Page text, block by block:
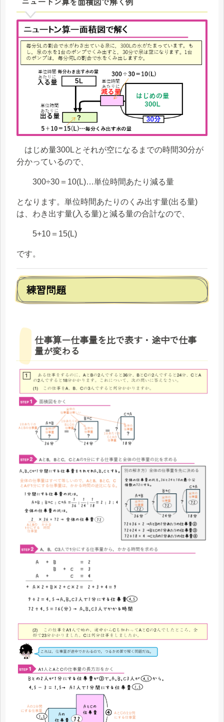
はじめ量300Lとそれが空になるまでの時間30分が
分かっているので、
300÷30＝10(L)…単位時間あたり減る量
となります。単位時間あたりのくみ出す量(出る量)
は、わき出す量(入る量)と減る量の合計なので、
5+10＝15(L)
です。
練習問題
仕事算ー仕事量を比で表す・途中で仕事
量が変わる